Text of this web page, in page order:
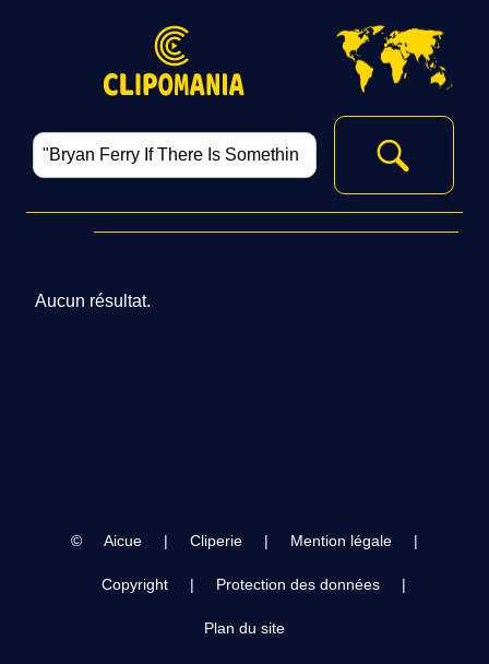
Aucun résultat.
© Aicue | Cliperie | Mention légale |
Copyright | Protection des données |
Plan du site